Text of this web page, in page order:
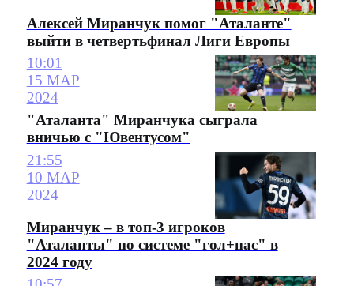
Алексей Миранчук помог "Аталанте"
выйти в четвертьфинал Лиги Европы
10:01
15 МАР
2024
"Аталанта" Миранчука сыграла
вничью с "Ювентусом"
21:55
10 МАР
2024
Миранчук – в топ-3 игроков
"Аталанты" по системе "гол+пас" в
2024 году